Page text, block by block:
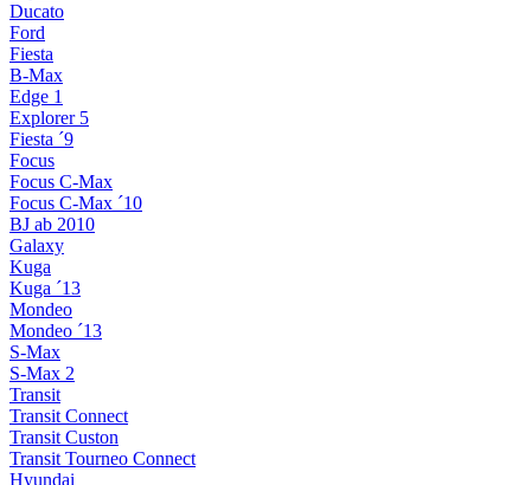
Ducato
Ford
Fiesta
B-Max
Edge 1
Explorer 5
Fiesta ´9
Focus
Focus C-Max
Focus C-Max ´10
BJ ab 2010
Galaxy
Kuga
Kuga ´13
Mondeo
Mondeo ´13
S-Max
S-Max 2
Transit
Transit Connect
Transit Custon
Transit Tourneo Connect
Hyundai